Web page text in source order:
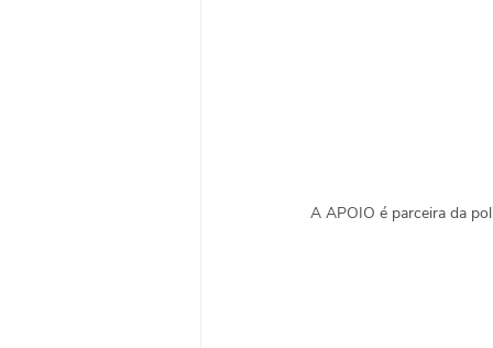
A APOIO é parceira da